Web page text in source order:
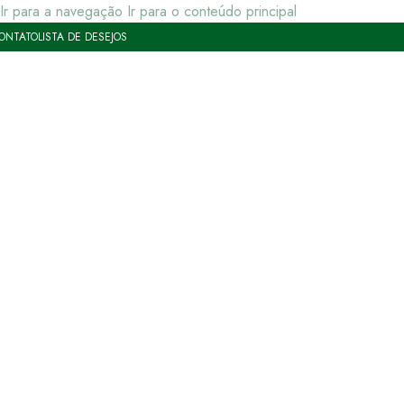
Ir para a navegação Ir para o conteúdo principal
LISTA DE DESEJOS